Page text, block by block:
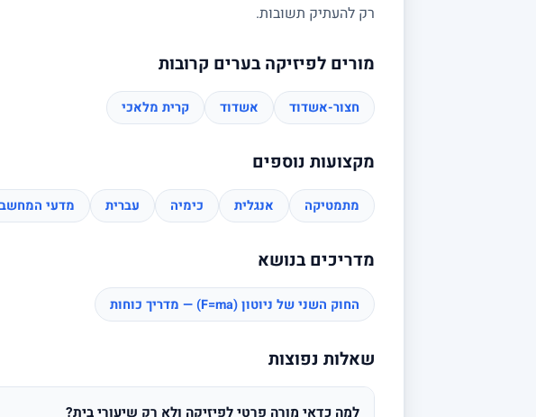
רק להעתיק תשובות.
מורים לפיזיקה בערים קרובות
חצור-אשדוד אשדוד קרית מלאכי
מקצועות נוספים
מתמטיקה אנגלית כימיה עברית מדעי המחשב
מדריכים בנושא
החוק השני של ניוטון (F=ma) — מדריך כוחות
שאלות נפוצות
למה כדאי מורה פרטי לפיזיקה ולא רק שיעורי בית?